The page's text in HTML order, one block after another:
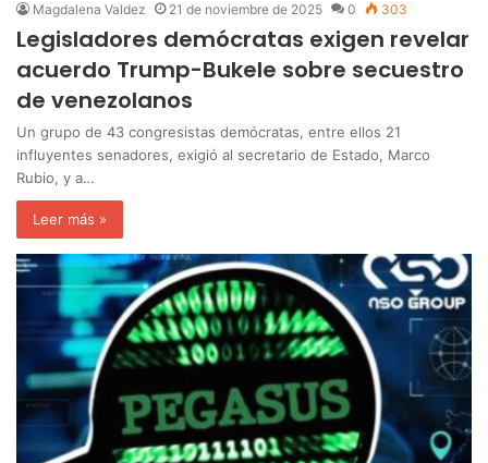
Magdalena Valdez 21 de noviembre de 2025 0 303
Legisladores demócratas exigen revelar
acuerdo Trump-Bukele sobre secuestro
de venezolanos
Un grupo de 43 congresistas demócratas, entre ellos 21
influyentes senadores, exigió al secretario de Estado, Marco
Rubio, y a…
Leer más »